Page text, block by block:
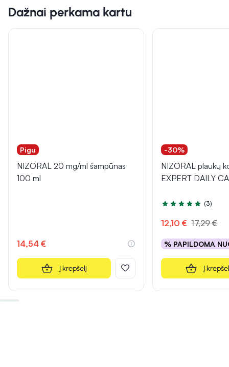
Dažnai perkama kartu
Pigu
NIZORAL 20 mg/ml šampūnas
100 ml
14,54 €
Į krepšelį
-30%
NIZORAL plaukų
EXPERT DAILY
Įvertinimas 5.0 iš 5
(3)
12,10 € 17,29 €
% PAPILDOMA
Į